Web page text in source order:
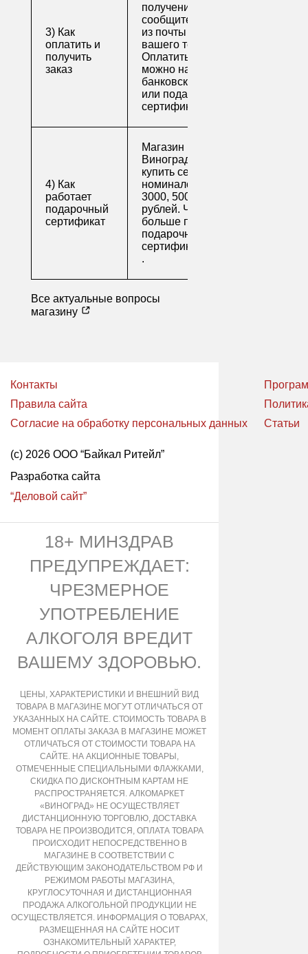
3) Как
оплатить и
получить
заказ
получения заказа
сообщите его номер
из почты или номер
вашего телефона.
Оплатить заказ
можно наличными,
банковской картой
или подарочным
сертификатом.
4) Как
работает
подарочный
сертификат
Магазин напитков
Виноград предлагает
купить сертификаты
номиналом 500, 1000,
3000, 5000 и 10000
рублей. Читайте
больше про
подарочные
сертификаты
.
Все актуальные вопросы
магазину
Контакты
Правила сайта
Согласие на обработку персональных данных
Статьи
(с) 2026 ООО “Байкал Ритейл”
Разработка сайта
“Деловой сайт”
18+ МИНЗДРАВ
ПРЕДУПРЕЖДАЕТ:
ЧРЕЗМЕРНОЕ
УПОТРЕБЛЕНИЕ
АЛКОГОЛЯ ВРЕДИТ
ВАШЕМУ ЗДОРОВЬЮ.
ЦЕНЫ, ХАРАКТЕРИСТИКИ И ВНЕШНИЙ ВИД
ТОВАРА В МАГАЗИНЕ МОГУТ ОТЛИЧАТЬСЯ ОТ
УКАЗАННЫХ НА САЙТЕ. СТОИМОСТЬ ТОВАРА В
МОМЕНТ ОПЛАТЫ ЗАКАЗА В МАГАЗИНЕ МОЖЕТ
ОТЛИЧАТЬСЯ ОТ СТОИМОСТИ ТОВАРА НА
САЙТЕ. НА АКЦИОННЫЕ ТОВАРЫ,
ОТМЕЧЕННЫЕ СПЕЦИАЛЬНЫМИ ФЛАЖКАМИ,
СКИДКА ПО ДИСКОНТНЫМ КАРТАМ НЕ
РАСПРОСТРАНЯЕТСЯ. АЛКОМАРКЕТ
«ВИНОГРАД» НЕ ОСУЩЕСТВЛЯЕТ
ДИСТАНЦИОННУЮ ТОРГОВЛЮ, ДОСТАВКА
ТОВАРА НЕ ПРОИЗВОДИТСЯ, ОПЛАТА ТОВАРА
ПРОИСХОДИТ НЕПОСРЕДСТВЕННО В
МАГАЗИНЕ В СООТВЕТСТВИИ С
ДЕЙСТВУЮЩИМ ЗАКОНОДАТЕЛЬСТВОМ РФ И
РЕЖИМОМ РАБОТЫ МАГАЗИНА,
КРУГЛОСУТОЧНАЯ И ДИСТАНЦИОННАЯ
ПРОДАЖА АЛКОГОЛЬНОЙ ПРОДУКЦИИ НЕ
ОСУЩЕСТВЛЯЕТСЯ. ИНФОРМАЦИЯ О ТОВАРАХ,
РАЗМЕЩЕННАЯ НА САЙТЕ НОСИТ
ОЗНАКОМИТЕЛЬНЫЙ ХАРАКТЕР,